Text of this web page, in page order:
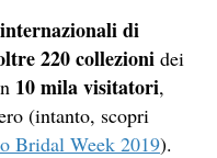
di
220 collezioni dei
10 mila visitatori,
(intanto, scopri
Bridal Week 2019).